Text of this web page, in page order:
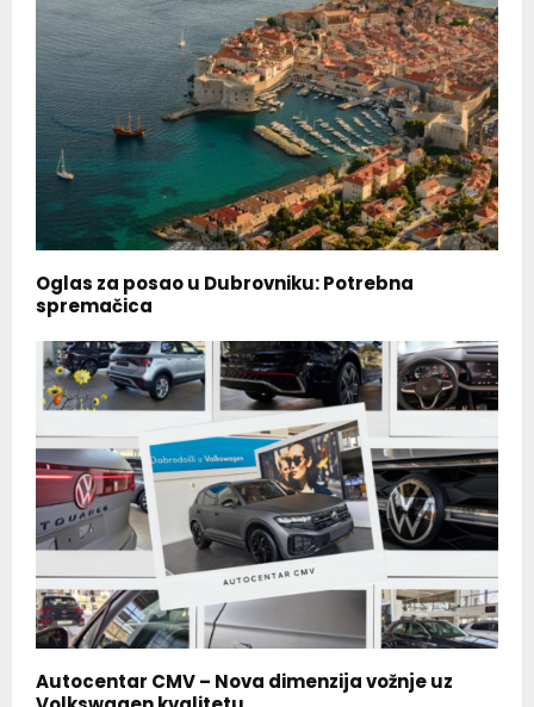
Oglas za posao u Dubrovniku: Potrebna
spremačica
Autocentar CMV – Nova dimenzija vožnje uz